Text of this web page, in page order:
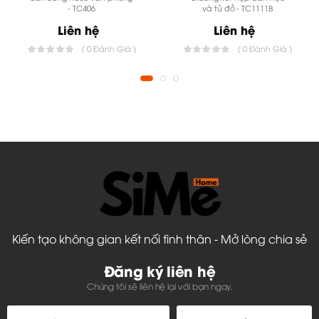
+Với sofa nỉ, lớp vải nỉ sử dụng là vải gai, vải
nhau. Quý khác có thể tùy chọn mẫu tại văn phòng
Công ty Toàn Cầu.
Nguyên liệu vải có xuất xứ Việt
+Với sofa da, Chất liệu da nhân tạo nhiều màu
sắc, hoa văn, độ sần, bóng, mờ khác nhau. Quý
khách cũng có thể tùy chọn mã da khi đặt hàng tại
văn phòng cty Toàn Cầu. Chất liệu da này được nhập
- TC406
Liên hệ
( 0 Đánh Giá )
và tủ đồ - TC1111B
Liên hệ
( 0 Đánh Giá )
Kiến tạo không gian kết nối tình thân - Mở lòng chia sẻ
Đăng ký liên hệ
Chúng tôi sẽ liên hệ lại với bạn ngay.